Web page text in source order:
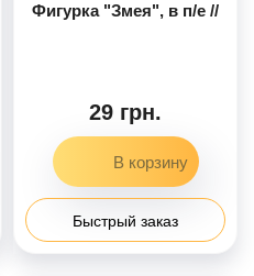
Фигурка "Змея", в п/е //
29 грн.
Быстрый заказ